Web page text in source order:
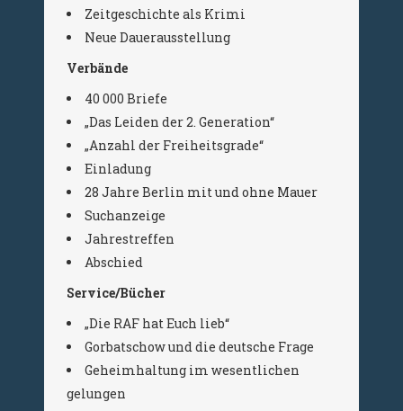
Zeitgeschichte als Krimi
Neue Dauerausstellung
Verbände
40 000 Briefe
„Das Leiden der 2. Generation“
„Anzahl der Freiheitsgrade“
Einladung
28 Jahre Berlin mit und ohne Mauer
Suchanzeige
Jahrestreffen
Abschied
Service/Bücher
„Die RAF hat Euch lieb“
Gorbatschow und die deutsche Frage
Geheimhaltung im wesentlichen
gelungen